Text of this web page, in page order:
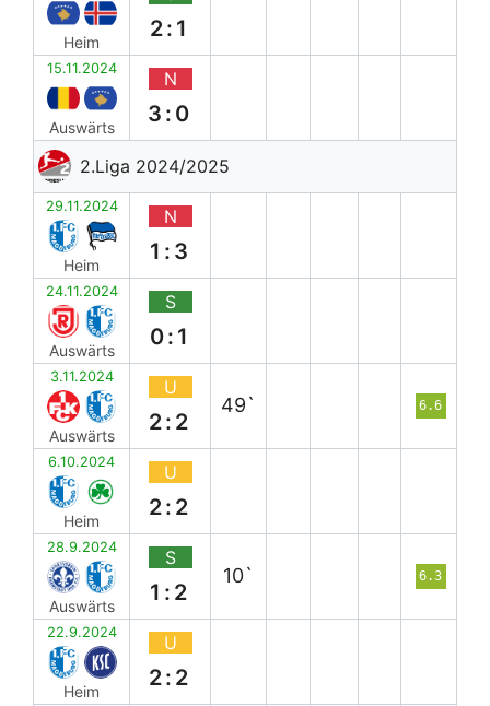
Heim
2:1
15.11.2024
Auswärts
N
3:0
2.Liga 2024/2025
29.11.2024
Heim
N
1:3
24.11.2024
Auswärts
S
0:1
3.11.2024
Auswärts
U
2:2
49` 6.6
6.10.2024
Heim
U
2:2
28.9.2024
Auswärts
S
1:2
10` 6.3
22.9.2024
Heim
U
2:2